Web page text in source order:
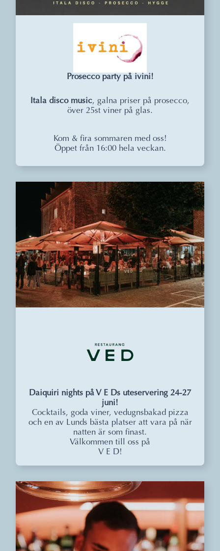
Prosecco party på ivini!
Itala disco music, galna priser på prosecco,
över 25st viner på glas.
Kom & fira sommaren med oss!
Öppet från 16:00 hela veckan.
Daiquiri nights på V E Ds uteservering 24-27
juni!
Cocktails, goda viner, vedugnsbakad pizza
och en av Lunds bästa platser att vara på när
natten är som finast.
Välkommen till oss på
V E D!